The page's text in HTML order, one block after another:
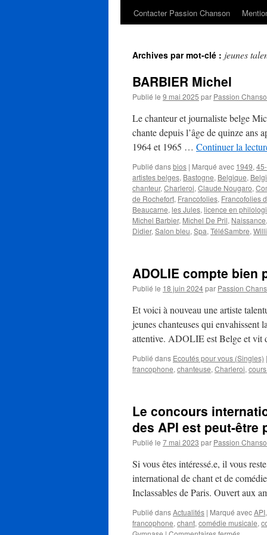
Contacter Passion Chanson
Archives par mot-clé : jeunes
BARBIER Michel
Publié le 9 mai 2025 par Passion
Le chanteur et journaliste belge
chante depuis l’âge de quinze ans
1964 et 1965 … Continuer la
Publié dansbios | Marqué avec 1949,
artistes belges, Bastogne, Belgique,
chanteur, Charleroi, Claude Nougaro,
de Rochefort, Francofolies, Francofolies
Beaucarne, les Jules, licence en
Michel Barbier, Michel De Pril, Naissance,
Didier, Salon bleu, Spa, TéléSambre,
ADOLIE compte bien
Publié le 18 juin 2024par Passion
Et voici à nouveau une artiste
jeunes chanteuses qui envahissent
attentive. ADOLIE est Belge et vit
Publié dans Ecoutés pour vous (Singles) |
francophone, chanteuse, Charleroi,
Le concours
des API est peut-être
Publié le 7 mai 2023 par Passion
Si vous êtes intéressé.e, il vous
international de chant et de
Inclassables de Paris. Ouvert aux
Publié dansActualités | Marqué avecAPI,
francophone, chant, comédie musicale,
sur